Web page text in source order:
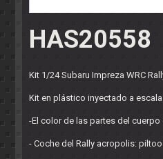
HAS20558
Kit 1/24 Subaru Impreza WRC
Kit en plástico inyectado a escala
-El color de las partes del cuerpo
- Coche del Rally acropolis: